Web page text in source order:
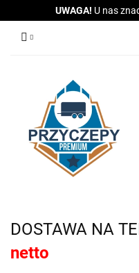
UWAGA! U nas
DOSTAWA NA
netto